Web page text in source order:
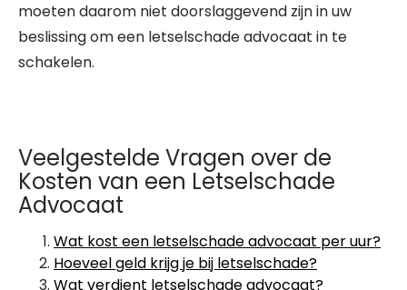
moeten daarom niet doorslaggevend zijn in uw
beslissing om een letselschade advocaat in te
schakelen.
Veelgestelde Vragen over de
Kosten van een Letselschade
Advocaat
Wat kost een letselschade advocaat per uur?
Hoeveel geld krijg je bij letselschade?
Wat verdient letselschade advocaat?